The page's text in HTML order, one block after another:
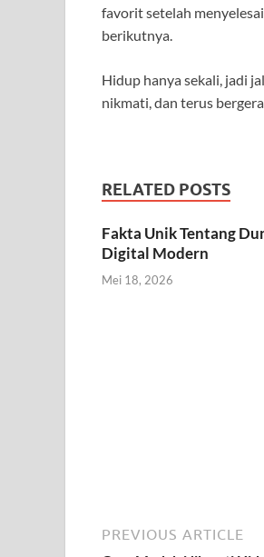
favorit setelah
berikutnya.
Hidup hanya sekali, jadi
nikmati, dan terus
RELATED POSTS
Fakta Unik Tentang
Digital Modern
Mei 18, 2026
PREVIOUS ARTICLE